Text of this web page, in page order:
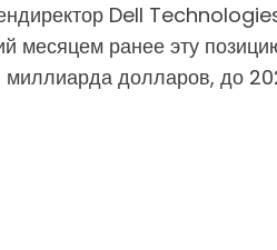
Dell
ранее эту
миллиарда долларов, до